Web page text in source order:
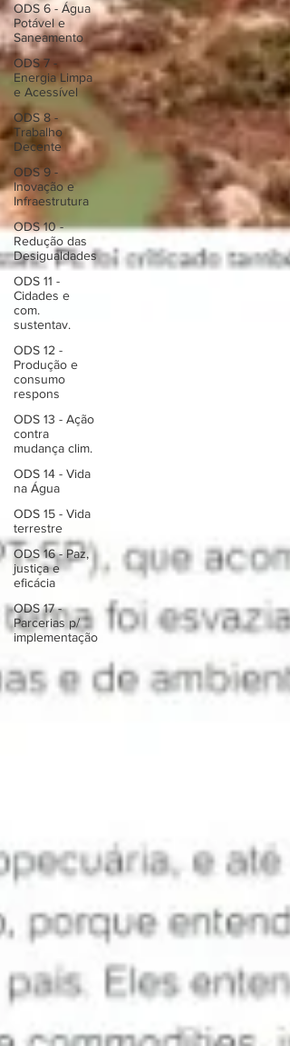
ODS 6 - Água
Potável e
Saneamento
ODS 7 -
Energia Limpa
e Acessível
ODS 8 -
Trabalho
Decente
ODS 9 -
Inovação e
Infraestrutura
ODS 10 -
Redução das
Desigualdades
ODS 11 -
Cidades e
com.
sustentav.
ODS 12 -
Produção e
consumo
respons
ODS 13 - Ação
contra
mudança clim.
ODS 14 - Vida
na Água
ODS 15 - Vida
terrestre
ODS 16 - Paz,
justiça e
eficácia
ODS 17 -
Parcerias p/
implementação